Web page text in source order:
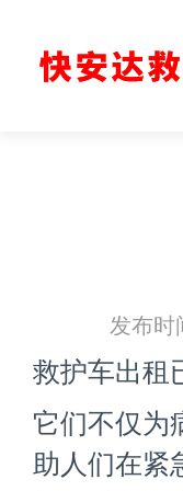
发布
救护车出租
它们不仅为
助人们在紧